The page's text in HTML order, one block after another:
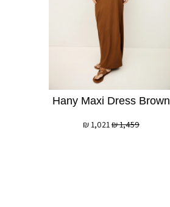
Hany Maxi Dress Brown
1,459
₪
1,021
₪